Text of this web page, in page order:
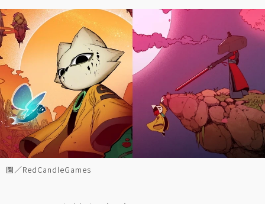
圖／RedCandleGames